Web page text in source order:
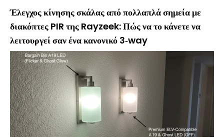
Έλεγχος κίνησης σκάλας από πολλαπλά σημεία με
διακόπτες PIR της Rayzeek: Πώς να το κάνετε να
λειτουργεί σαν ένα κανονικό 3‑way